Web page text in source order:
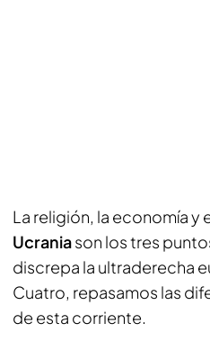
La religión, la economía
Ucraniason los tres
discrepa la ultraderecha
Cuatro, repasamos las
de esta corriente.